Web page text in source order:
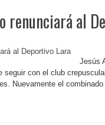
renunciará al
Jesús
seguir con el club
Nuevamente el combinado